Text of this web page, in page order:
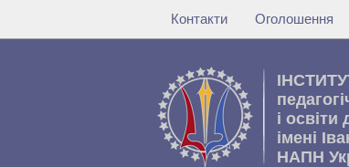
Контакти Оголошення
i освiти
імені
НАПН